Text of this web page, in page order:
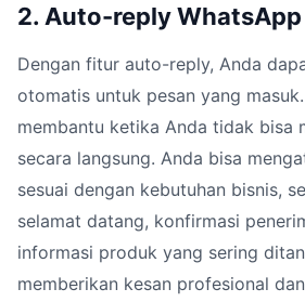
2. Auto-reply WhatsApp
Dengan fitur auto-reply, Anda
otomatis untuk pesan yang
membantu ketika Anda tidak bisa
secara langsung. Anda bisa
sesuai dengan kebutuhan bisnis,
selamat datang, konfirmasi
informasi produk yang sering
memberikan kesan profesional